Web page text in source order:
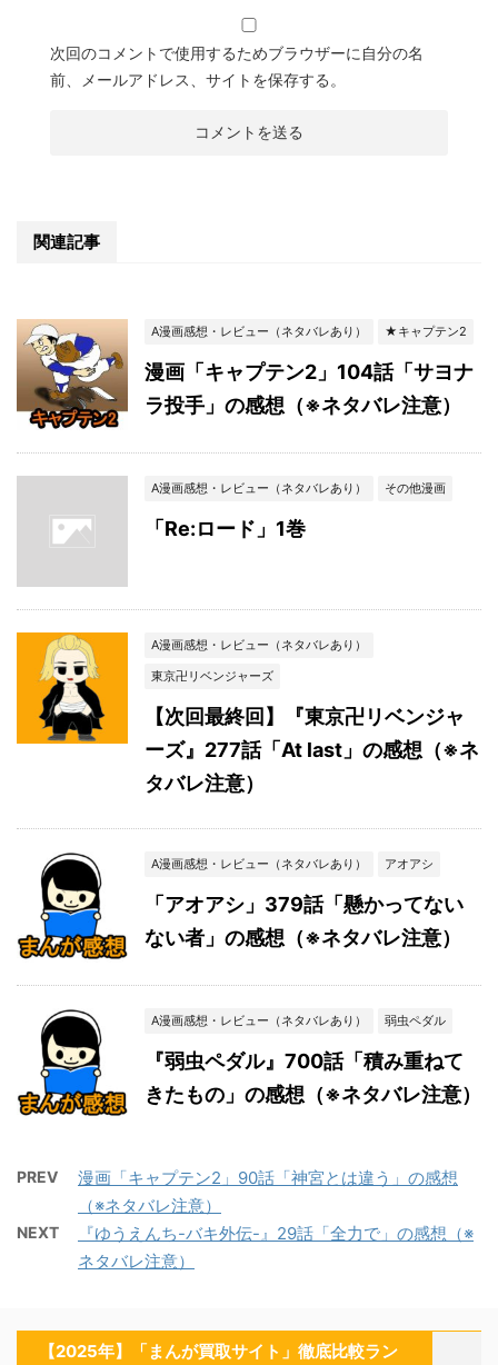
次回のコメントで使用するためブラウザーに自分の名
前、メールアドレス、サイトを保存する。
関連記事
A漫画感想・レビュー（ネタバレあり） ★キャプテン2
漫画「キャプテン2」104話「サヨナ
ラ投手」の感想（※ネタバレ注意）
A漫画感想・レビュー（ネタバレあり） その他漫画
「Re:ロード」1巻
A漫画感想・レビュー（ネタバレあり）
東京卍リベンジャーズ
【次回最終回】『東京卍リベンジャ
ーズ』277話「At last」の感想（※ネ
タバレ注意）
A漫画感想・レビュー（ネタバレあり） アオアシ
「アオアシ」379話「懸かってない
ない者」の感想（※ネタバレ注意）
A漫画感想・レビュー（ネタバレあり） 弱虫ペダル
『弱虫ペダル』700話「積み重ねて
きたもの」の感想（※ネタバレ注意）
PREV
漫画「キャプテン2」90話「神宮とは違う」の感想
（※ネタバレ注意）
NEXT
『ゆうえんち-バキ外伝-』29話「全力で」の感想（※
ネタバレ注意）
【2025年】「まんが買取サイト」徹底比較ラン